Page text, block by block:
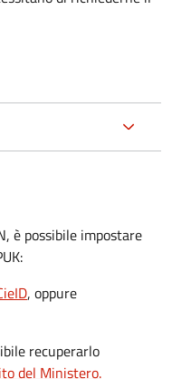
è possibile impostare
, oppure
recuperarlo
del Ministero.